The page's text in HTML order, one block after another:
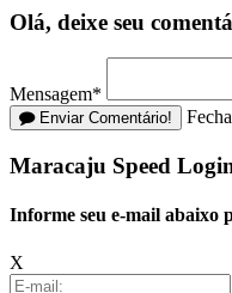
Olá, deixe seu
Mensagem*
Enviar Comentário!
Maracaju Speed
Informe seu e-mail abaixo
X